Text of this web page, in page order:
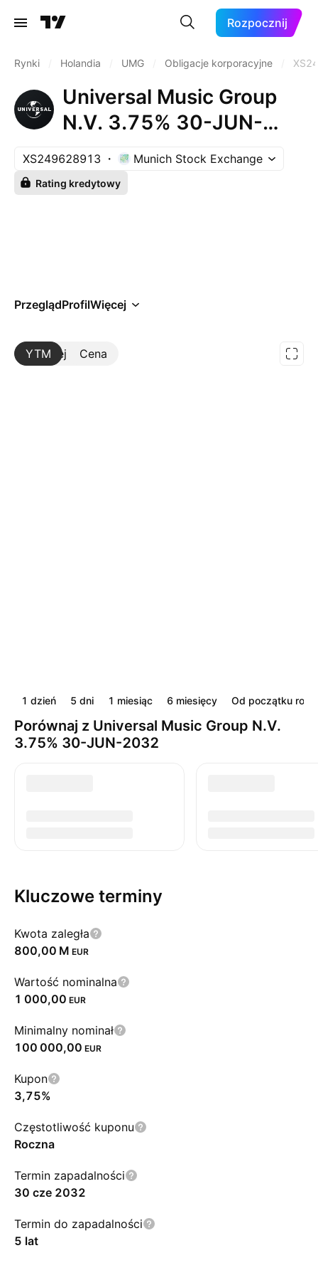
Rozpocznij
Rynki Holandia UMG Obligacje korporacyjne
Universal Music Group
N.V. 3.75% 30-JUN-
2032
XS249628913 Munich Stock Exchange
Rating kredytowy
PrzeglądProfilWięcej
YTM Cena
Więcej
1 dzień 5 dni 1 miesiąc 6 miesięcy Od początku roku
Porównaj z Universal Music Group N.V.
3.75% 30-JUN-2032
Kluczowe terminy
Kwota zaległa
‪800,00 M‬ EUR
Wartość nominalna
1 000,00 EUR
Minimalny nominał
100 000,00 EUR
Kupon
3,75%
Częstotliwość kuponu
Roczna
Termin zapadalności
30 cze 2032
Termin do zapadalności
5 lat